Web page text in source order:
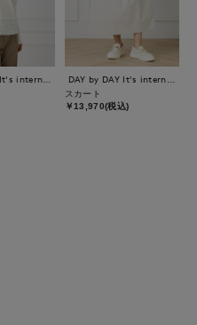
スカート
￥13,970(税込)